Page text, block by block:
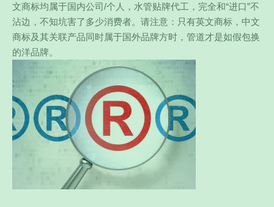
文商标均属于国内公司/个人，水管贴牌代工，完全和“进口”不
沾边，不知坑害了多少消费者。请注意：只有英文商标，中文
商标及其关联产品同时属于国外品牌方时，管道才是如假包换
的洋品牌。